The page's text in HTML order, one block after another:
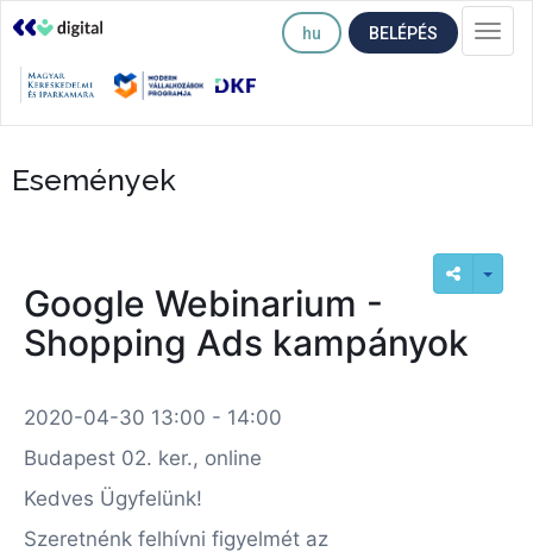
hu BELÉPÉS
Események
Google Webinarium -
Shopping Ads kampányok
2020-04-30 13:00 - 14:00
Budapest 02. ker., online
Kedves Ügyfelünk!
Szeretnénk felhívni figyelmét az